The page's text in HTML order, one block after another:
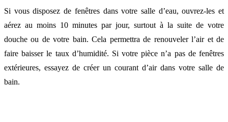
Si vous disposez de fenêtres dans votre salle d’eau, ouvrez-les et
aérez au moins 10 minutes par jour, surtout à la suite de votre
douche ou de votre bain. Cela permettra de renouveler l’air et de
faire baisser le taux d’humidité. Si votre pièce n’a pas de fenêtres
extérieures, essayez de créer un courant d’air dans votre salle de
bain.